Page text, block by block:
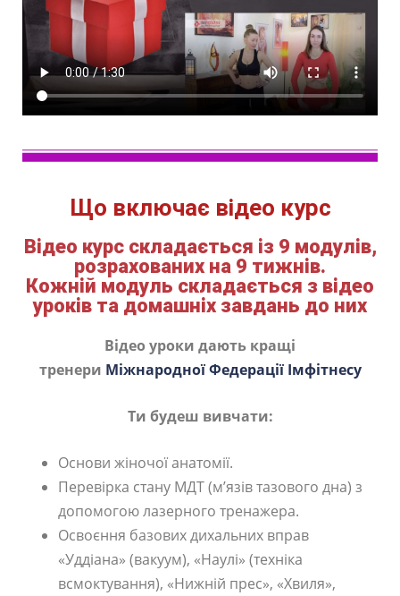
Що включає відео курс
Відео курс складається із 9 модулів,
розрахованих на 9 тижнів.
Кожній модуль складається з відео
уроків та домашніх завдань до них
Відео уроки дають кращі
тренери Міжнародної Федерації Імфітнесу
Ти будеш вивчати:
Основи жіночої анатомії.
Перевірка стану МДТ (м’язів тазового дна) з
допомогою лазерного тренажера.
Освоєння базових дихальних вправ
«Уддіана» (вакуум), «Наулі» (техніка
всмоктування), «Нижній прес», «Хвиля»,